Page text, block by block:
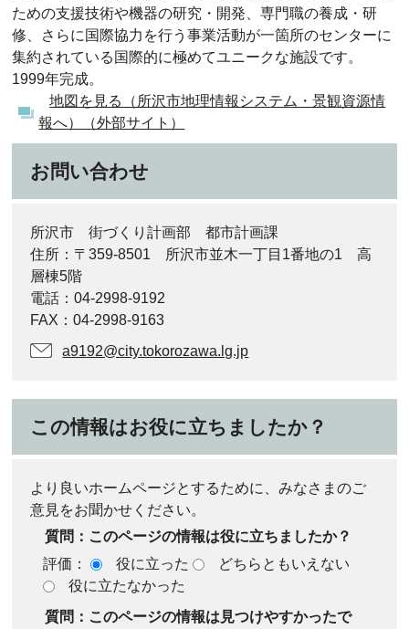
ための支援技術や機器の研究・開発、専門職の養成・研
修、さらに国際協力を行う事業活動が一箇所のセンターに
集約されている国際的に極めてユニークな施設です。
1999年完成。
地図を見る（所沢市地理情報システム・景観資源情
報へ）（外部サイト）
お問い合わせ
所沢市 街づくり計画部 都市計画課
住所：〒359-8501 所沢市並木一丁目1番地の1 高
層棟5階
電話：04-2998-9192
FAX：04-2998-9163
a9192@city.tokorozawa.lg.jp
この情報はお役に立ちましたか？
より良いホームページとするために、みなさまのご
意見をお聞かせください。
質問：このページの情報は役に立ちましたか？
評価：
役に立った
どちらともいえない
役に立たなかった
質問：このページの情報は見つけやすかったで